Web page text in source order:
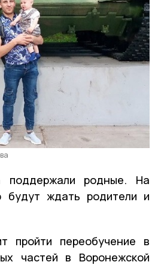
поддержали родные. На
будут ждать родители и
пройти переобучение в
частей в Воронежской